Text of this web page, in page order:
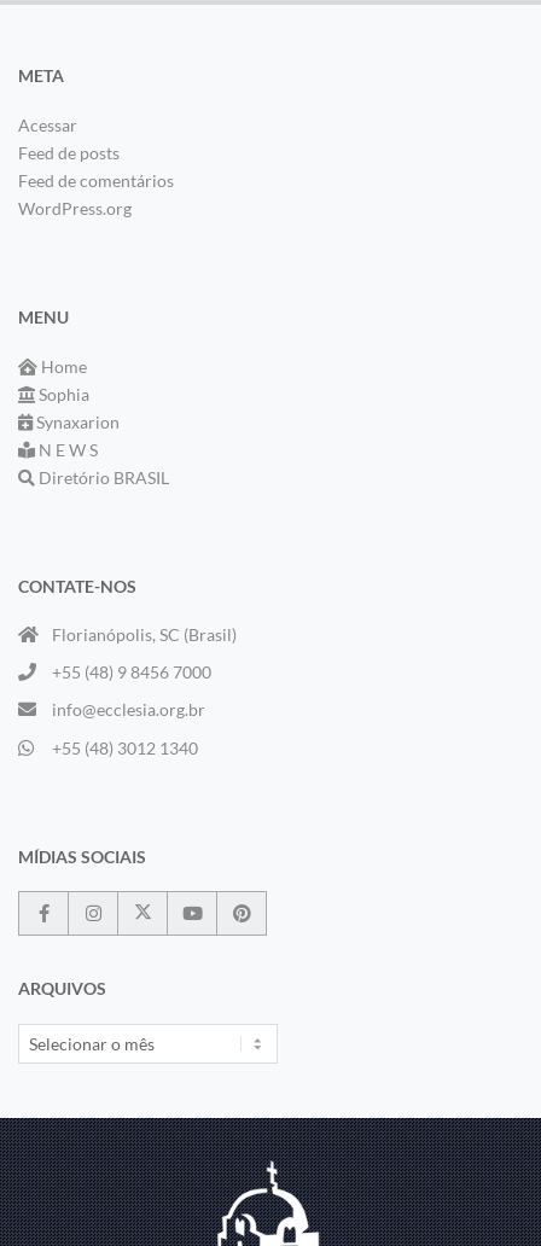
META
Acessar
Feed de posts
Feed de comentários
WordPress.org
MENU
Home
Sophia
Synaxarion
N E W S
Diretório BRASIL
CONTATE-NOS
Florianópolis, SC (Brasil)
+55 (48) 9 8456 7000
info@ecclesia.org.br
+55 (48) 3012 1340
MÍDIAS SOCIAIS
ARQUIVOS